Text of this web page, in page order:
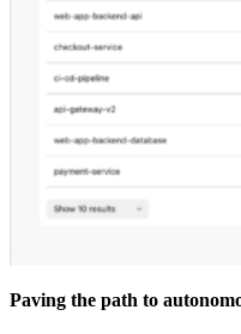
Paving the path to